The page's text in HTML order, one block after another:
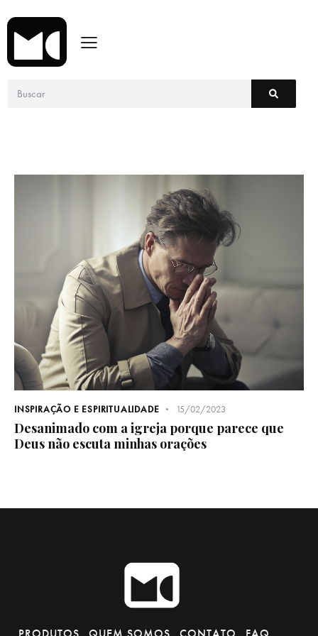
INSPIRAÇÃO E ESPIRITUALIDADE 15/02/2023
Desanimado com a igreja porque parece que
Deus não escuta minhas orações